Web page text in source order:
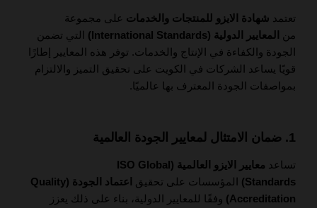
تعتمد شهادة الايزو للمنتجات والخدمات على مجموعة
من
المعايير الدولية (International Standards)
التي تضمن
الجودة والكفاءة في الإنتاج والخدمات. توفر هذه المعايير إطارًا
قويًا يساعد الشركات في الكويت على تحقيق التميز والالتزام
بمواصفات الجودة المعترف بها عالميًا.
1. ضمان الامتثال لمعايير الجودة العالمية
تساعد
معايير الايزو العالمية (ISO Global
Standards)
المؤسسات على تحقيق
اعتماد الجودة (Quality
Accreditation)
وفقًا للمعايير الدولية، بناء على ذلك يعزز